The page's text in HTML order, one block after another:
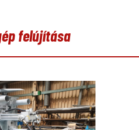
felújítása